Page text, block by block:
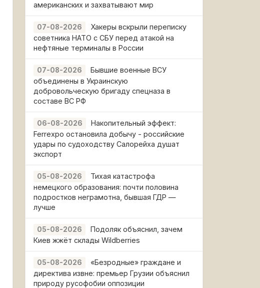
американских и захватывают мир
07-08-2026
Хакеры вскрыли переписку
советника НАТО с СБУ перед атакой на
нефтяные терминалы в России
07-08-2026
Бывшие военные ВСУ
объединены в Украинскую
добровольческую бригаду спецназа в
составе ВС РФ
06-08-2026
Накопительный эффект:
Ferrexpo остановила добычу - российские
удары по судоходству Салорейха душат
экспорт
05-08-2026
Тихая катастрофа
немецкого образования: почти половина
подростков неграмотна, бывшая ГДР —
лучше
05-08-2026
Подоляк объяснил, зачем
Киев жжёт склады Wildberries
05-08-2026
«Безродные» граждане и
директива извне: премьер Грузии объяснил
природу русофобии оппозиции